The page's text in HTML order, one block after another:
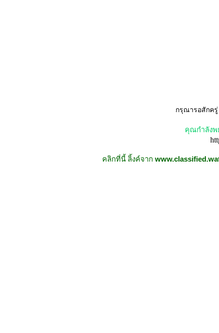
กรุณารอสักครู่
คุณกำลังพ
คลิกที่นี้ ลิ้งค์จาก